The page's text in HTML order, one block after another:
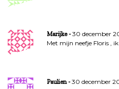
Marijke
30 december
Met mijn neefje Floris ,
Paulien
30 december